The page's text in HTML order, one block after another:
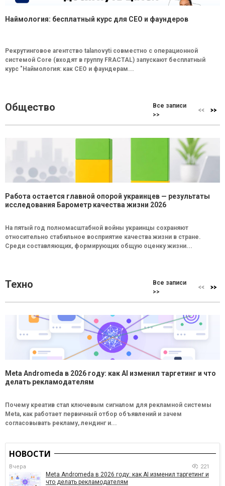
Наймология: бесплатный курс для CEO и фаундеров
Рекрутинговое агентство talanovyti совместно с операционной
системой Core (входят в группу FRACTAL) запускают бесплатный
курс "Наймология: как СEO и фаундерам...
Общество
Все записи
>>
Работа остается главной опорой украинцев — результаты
исследования Барометр качества жизни 2026
На пятый год полномасштабной войны украинцы сохраняют
относительно стабильное восприятие качества жизни в стране.
Среди составляющих, формирующих общую оценку жизни...
Техно
Все записи
>>
Meta Andromeda в 2026 году: как AI изменил таргетинг и что
делать рекламодателям
Почему креатив стал ключевым сигналом для рекламной системы
Meta, как работает первичный отбор объявлений и зачем
согласовывать рекламу, лендинг и...
НОВОСТИ
Вчера 221
Meta Andromeda в 2026 году: как AI изменил таргетинг и
что делать рекламодателям